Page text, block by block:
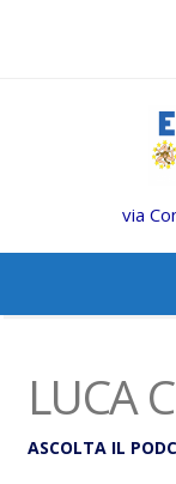
via
LUCA
ASCOLTA IL